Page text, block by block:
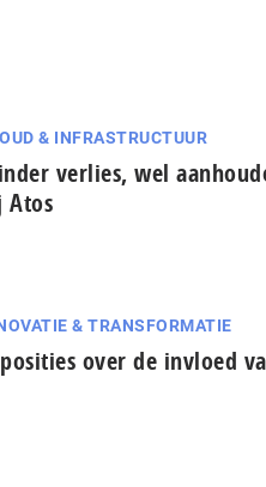
& INFRASTRUCTUUR
verlies, wel
Atos
& TRANSFORMATIE
over de invloed